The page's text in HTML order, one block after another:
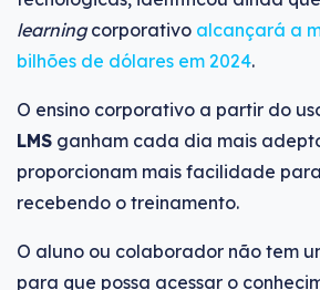
learningcorporativo alcançará a
bilhões de dólares em 2024.
O ensino corporativo a partir do
LMS ganham cada dia mais
proporcionam mais facilidade
recebendo o treinamento.
O aluno ou colaborador não tem
para que possa acessar o